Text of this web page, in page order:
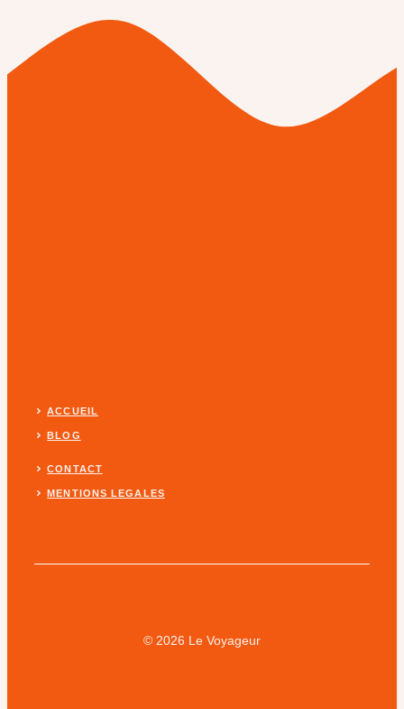
ACCUEIL
BLOG
CONTACT
MENTIONS LEGALES
© 2026 Le Voyageur